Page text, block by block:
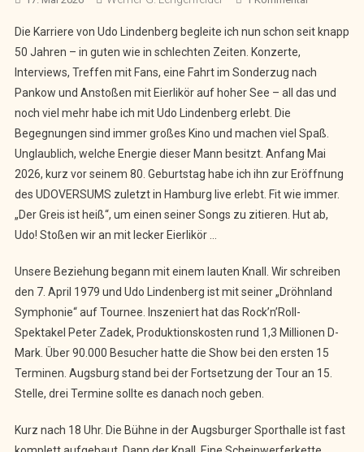
Rocker
Lindenberg
Wird
Der
Greis
Ist
Die Karriere von Udo Lindenberg begleite ich nun schon seit knapp
50 Jahren – in guten wie in schlechten Zeiten. Konzerte,
Interviews, Treffen mit Fans, eine Fahrt im Sonderzug nach
Pankow und Anstoßen mit Eierlikör auf hoher See – all das und
noch viel mehr habe ich mit Udo Lindenberg erlebt. Die
Begegnungen sind immer großes Kino und machen viel Spaß.
Unglaublich, welche Energie dieser Mann besitzt. Anfang Mai
2026, kurz vor seinem 80. Geburtstag habe ich ihn zur Eröffnung
des UDOVERSUMS zuletzt in Hamburg live erlebt. Fit wie immer.
„Der Greis ist heiß“, um einen seiner Songs zu zitieren. Hut ab,
Udo! Stoßen wir an mit lecker Eierlikör …
Unsere Beziehung begann mit einem lauten Knall. Wir schreiben
den 7. April 1979 und Udo Lindenberg ist mit seiner „Dröhnland
Symphonie“ auf Tournee. Inszeniert hat das Rock’n’Roll-
Spektakel Peter Zadek, Produktionskosten rund 1,3 Millionen D-
Mark. Über 90.000 Besucher hatte die Show bei den ersten 15
Terminen. Augsburg stand bei der Fortsetzung der Tour an 15.
Stelle, drei Termine sollte es danach noch geben.
Kurz nach 18 Uhr. Die Bühne in der Augsburger Sporthalle ist fast